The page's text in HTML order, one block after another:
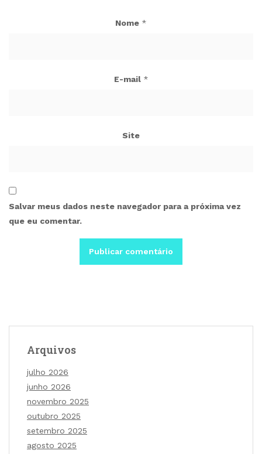
Nome *
E-mail *
Site
Salvar meus dados neste navegador para a próxima vez
que eu comentar.
Arquivos
julho 2026
junho 2026
novembro 2025
outubro 2025
setembro 2025
agosto 2025